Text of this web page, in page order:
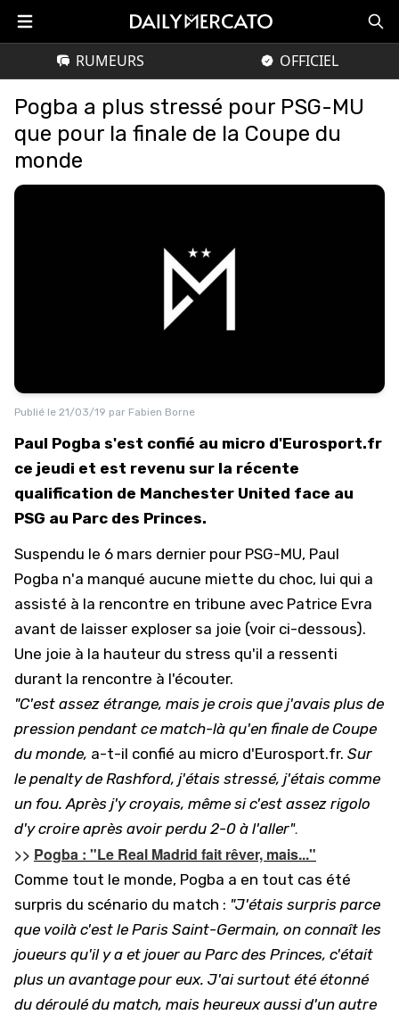
RUMEURS OFFICIEL
Pogba a plus stressé pour PSG-MU
que pour la finale de la Coupe du
monde
Publié le 21/03/19 par Fabien Borne
Paul Pogba s'est confié au micro d'Eurosport.fr
ce jeudi et est revenu sur la récente
qualification de Manchester United face au
PSG au Parc des Princes.
Suspendu le 6 mars dernier pour PSG-MU, Paul
Pogba n'a manqué aucune miette du choc, lui qui a
assisté à la rencontre en tribune avec Patrice Evra
avant de laisser exploser sa joie (voir ci-dessous).
Une joie à la hauteur du stress qu'il a ressenti
durant la rencontre à l'écouter.
"C'est assez étrange, mais je crois que j'avais plus de
pression pendant ce match-là qu'en finale de Coupe
du monde, a-t-il confié au micro d'Eurosport.fr. Sur
le penalty de Rashford, j'étais stressé, j'étais comme
un fou. Après j'y croyais, même si c'est assez rigolo
d'y croire après avoir perdu 2-0 à l'aller".
>> Pogba : "Le Real Madrid fait rêver, mais..."
Comme tout le monde, Pogba a en tout cas été
surpris du scénario du match : "J'étais surpris parce
que voilà c'est le Paris Saint-Germain, on connaît les
joueurs qu'il y a et jouer au Parc des Princes, c'était
plus un avantage pour eux. J'ai surtout été étonné
du déroulé du match, mais heureux aussi d'un autre